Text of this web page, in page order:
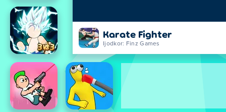
Karate Fighter
Ijodkor: Finz Games